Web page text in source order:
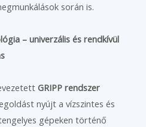
során is.
– univerzális és rendkívül
GRIPP rendszer
nyújt a vízszintes és
gépeken történő